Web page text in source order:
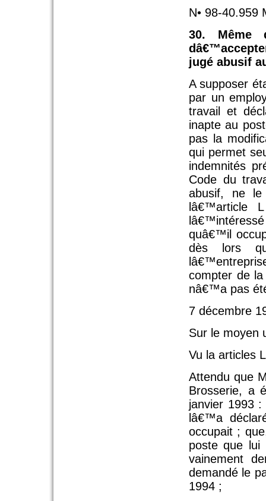
N• 98-40.959
30.
jugé abusif
A supposer
par un
travail et
inapte au
pas la
qui permet
indemnités
Code du
abusif, ne le
lâ€™article
quâ€™il
dès lors
compter de
nâ€™a pas
7 décembre
Sur le moyen
Vu la articles
Attendu que
Brosserie, a
janvier 1993
lâ€™a
occupait ;
poste que lui
vainement
demandé le
1994 ;